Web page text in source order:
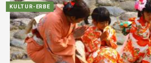
KULTUR-ERBE